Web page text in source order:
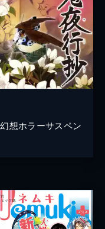
想ホラーサスペン